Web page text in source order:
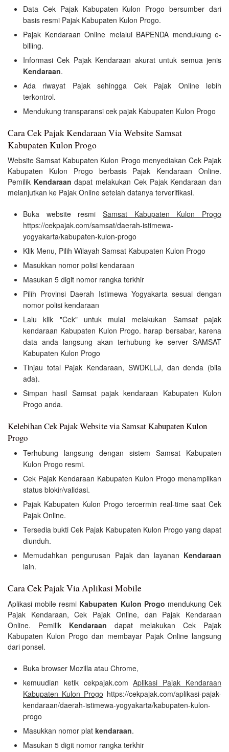
Data Cek Pajak Kabupaten Kulon Progo bersumber dari
basis resmi Pajak Kabupaten Kulon Progo.
Pajak Kendaraan Online melalui BAPENDA mendukung e-
billing.
Informasi Cek Pajak Kendaraan akurat untuk semua jenis
Kendaraan.
Ada riwayat Pajak sehingga Cek Pajak Online lebih
terkontrol.
Mendukung transparansi cek pajak Kabupaten Kulon Progo
Cara Cek Pajak Kendaraan Via Website Samsat
Kabupaten Kulon Progo
Website Samsat Kabupaten Kulon Progo menyediakan Cek Pajak
Kabupaten Kulon Progo berbasis Pajak Kendaraan Online.
Pemilik Kendaraan dapat melakukan Cek Pajak Kendaraan dan
melanjutkan ke Pajak Online setelah datanya terverifikasi.
Buka website resmi Samsat Kabupaten Kulon Progo
https://cekpajak.com/samsat/daerah-istimewa-
yogyakarta/kabupaten-kulon-progo
Klik Menu, Pilih Wilayah Samsat Kabupaten Kulon Progo
Masukkan nomor polisi kendaraan
Masukan 5 digit nomor rangka terkhir
Pilih Provinsi Daerah Istimewa Yogyakarta sesuai dengan
nomor polisi kendaraan
Lalu klik "Cek" untuk mulai melakukan Samsat pajak
kendaraan Kabupaten Kulon Progo. harap bersabar, karena
data anda langsung akan terhubung ke server SAMSAT
Kabupaten Kulon Progo
Tinjau total Pajak Kendaraan, SWDKLLJ, dan denda (bila
ada).
Simpan hasil Samsat pajak kendaraan Kabupaten Kulon
Progo anda.
Kelebihan Cek Pajak Website via Samsat Kabupaten Kulon
Progo
Terhubung langsung dengan sistem Samsat Kabupaten
Kulon Progo resmi.
Cek Pajak Kendaraan Kabupaten Kulon Progo menampilkan
status blokir/validasi.
Pajak Kabupaten Kulon Progo tercermin real-time saat Cek
Pajak Online.
Tersedia bukti Cek Pajak Kabupaten Kulon Progo yang dapat
diunduh.
Memudahkan pengurusan Pajak dan layanan Kendaraan
lain.
Cara Cek Pajak Via Aplikasi Mobile
Aplikasi mobile resmi Kabupaten Kulon Progo mendukung Cek
Pajak Kendaraan, Cek Pajak Online, dan Pajak Kendaraan
Online. Pemilik Kendaraan dapat melakukan Cek Pajak
Kabupaten Kulon Progo dan membayar Pajak Online langsung
dari ponsel.
Buka browser Mozilla atau Chrome,
kemuudian ketik cekpajak.comAplikasi Pajak Kendaraan
Kabupaten Kulon Progo https://cekpajak.com/aplikasi-pajak-
kendaraan/daerah-istimewa-yogyakarta/kabupaten-kulon-
progo
Masukkan nomor plat kendaraan.
Masukan 5 digit nomor rangka terkhir